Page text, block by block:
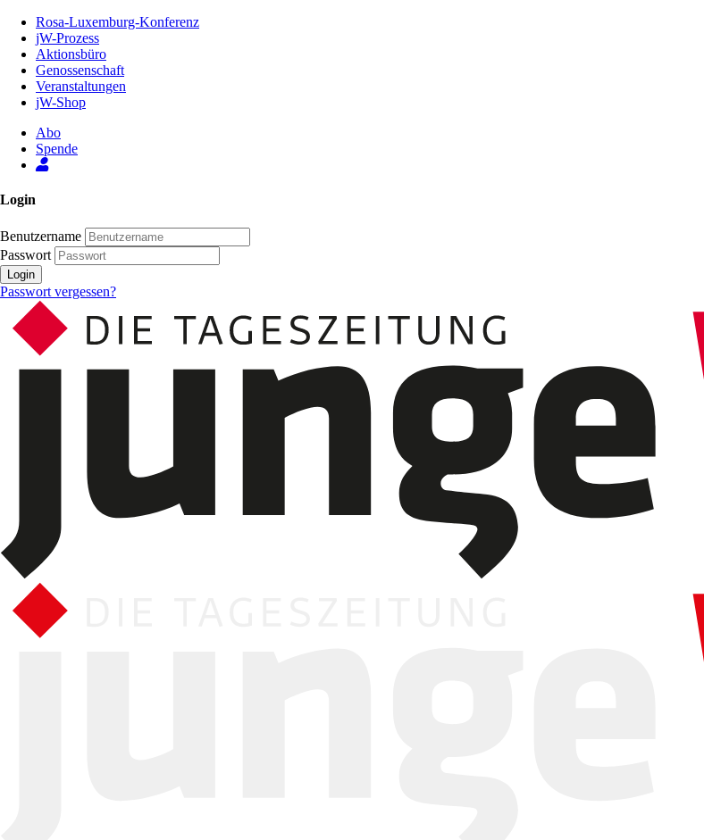
Inhalt
Seite
Rosa-Luxemburg-Konferenz
jW-Prozess
Aktionsbüro
Genossenschaft
Veranstaltungen
jW-Shop
Abo
Spende
Login
Benutzername
Passwort
Login
Passwort vergessen?